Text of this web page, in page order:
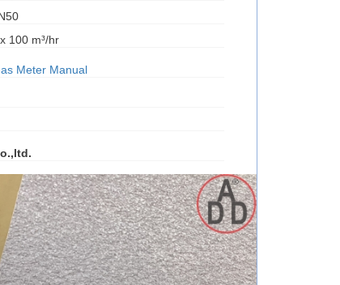
100 m³/hr
Meter Manual